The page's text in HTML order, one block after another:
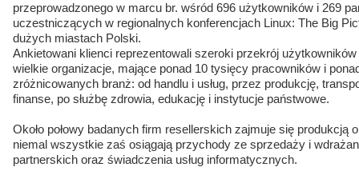
przeprowadzonego w marcu br. wśród 696 użytkowników i 269
uczestniczących w regionalnych konferencjach Linux: The Big
dużych miastach Polski.
Ankietowani klienci reprezentowali szeroki przekrój
wielkie organizacje, mające ponad 10 tysięcy pracowników i
zróżnicowanych branż: od handlu i usług, przez produkcję,
finanse, po służbę zdrowia, edukację i instytucje państwowe.
Około połowy badanych firm resellerskich zajmuje się produkcją
niemal wszystkie zaś osiągają przychody ze sprzedaży i
partnerskich oraz świadczenia usług informatycznych.